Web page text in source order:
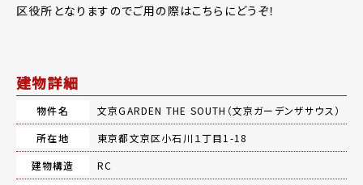
区役所となりますのでご用の際はこちらにどうぞ！
建物詳細
物件名
文京GARDEN THE SOUTH（文京ガーデンザサウス）
所在地
東京都文京区小石川１丁目1-18
建物構造
RC